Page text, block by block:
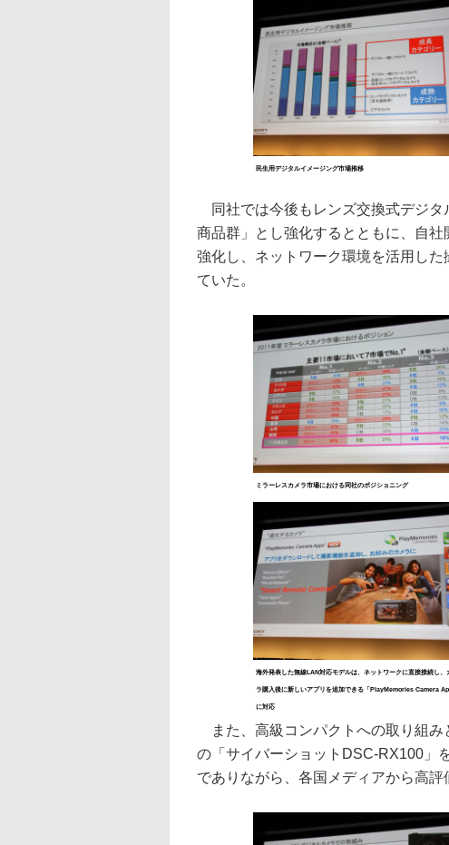
民生用デジタルイメージング市場推移
同社では今後もレンズ交換式デジタ
商品群」とし強化するとともに、自
強化し、ネットワーク環境を活用し
ていた。
ミラーレスカメラ市場における同社のポジショニング
海外発表した無線LAN対応モデルは、ネットワークに直接接続し、
ラ購入後に新しいアプリを追加できる「PlayMemories Camera
に対応
また、高級コンパクトへの取り組み
の「サイバーショットDSC-RX100」
でありながら、各国メディアから高評